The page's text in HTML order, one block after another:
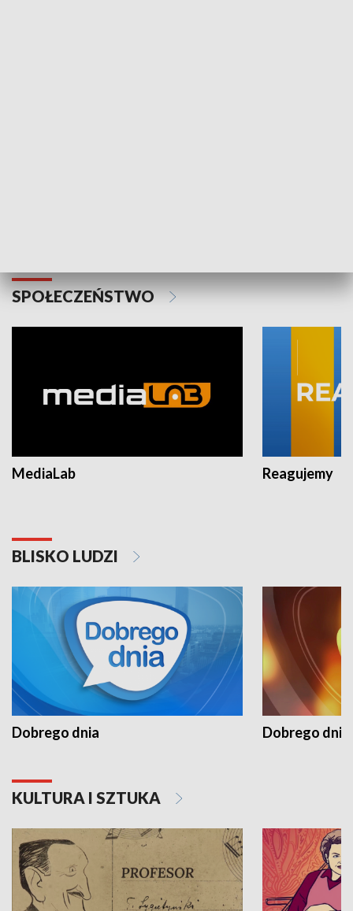
SPOŁECZEŃSTWO
MediaLab Reagujemy
BLISKO LUDZI
Dobrego dnia Dobrego dnia
KULTURA I SZTUKA